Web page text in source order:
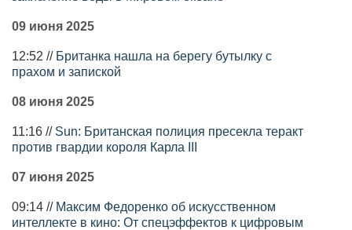
09 июня 2025
12:52 // Британка нашла на берегу бутылку с
прахом и запиской
08 июня 2025
11:16 // Sun: Британская полиция пресекла теракт
против гвардии короля Карла III
07 июня 2025
09:14 // Максим Федоренко об искусственном
интеллекте в кино: От спецэффектов к цифровым